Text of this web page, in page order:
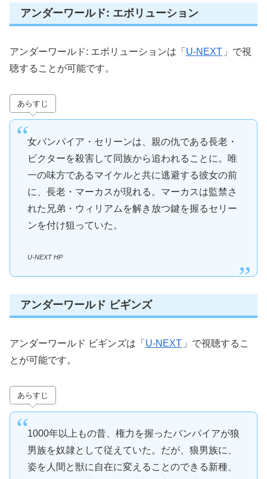
アンダーワールド: エボリューション
アンダーワールド: エボリューションは「 U-NEXT 」で視
聴することが可能です。
あらすじ
女バンパイア・セリーンは、親の仇である長老・
ビクターを殺害して同族から追われることに。唯
一の味方であるマイケルと共に逃避する彼女の前
に、長老・マーカスが現れる。マーカスは監禁さ
れた兄弟・ウィリアムを解き放つ鍵を握るセリー
ンを付け狙っていた。
U-NEXT HP
アンダーワールド ビギンズ
アンダーワールド ビギンズは「 U-NEXT 」で視聴するこ
とが可能です。
あらすじ
1000年以上もの昔、権力を握ったバンパイアが狼
男族を奴隷として従えていた。だが、狼男族に、
姿を人間と獣に自在に変えることのできる新種、